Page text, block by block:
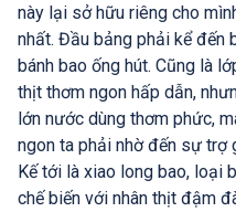
này lại sở hữu riêng cho
nhất. Đầu bảng phải kể đến
bánh bao ống hút. Cũng là
thịt thơm ngon hấp dẫn,
lớn nước dùng thơm phức,
ngon ta phải nhờ đến sự trợ
Kế tới là xiao long bao, loại
chế biến với nhân thịt đậm